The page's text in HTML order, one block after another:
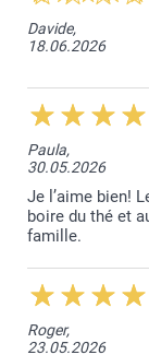
Davide,
18.06.2026
Paula,
30.05.2026
Je l’aime bien!
boire du thé et
famille.
Roger,
23.05.2026